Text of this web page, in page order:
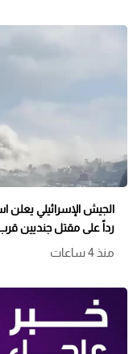
الجيش الإسرائيلي يعلن
رداً على مقتل جنديين
منذ 4 ساعات